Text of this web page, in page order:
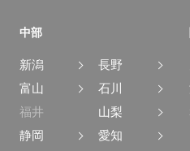
中部
新潟
長野
富山
石川
福井
山梨
静岡
愛知